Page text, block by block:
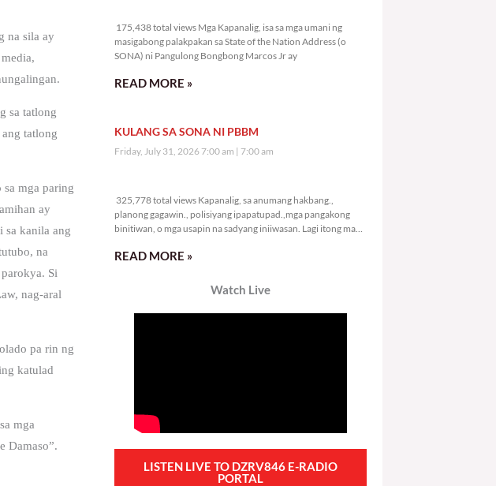
na sila ay
sa tatlong
tatlong
mga paring
ay
sa kanila ang
na
Si
nag-aral
pa rin ng
katulad
mga
Damaso”.
175,438 total views Mga Kapanalig, isa sa mga umani ng
masigabong palakpakan sa State of the Nation Address (o
SONA) ni Pangulong Bongbong Marcos Jr ay
READ MORE »
KULANG SA SONA NI PBBM
Friday, July 31, 2026 7:00 am 7:00 am
325,778 total views Kapanalig, sa anumang hakbang.,
planong gagawin., polisiyang ipapatupad.,mga pangakong
binitiwan, o mga usapin na sadyang iniiwasan. Lagi itong may
READ MORE »
Watch Live
LISTEN LIVE TO DZRV846 E-RADIO
PORTAL